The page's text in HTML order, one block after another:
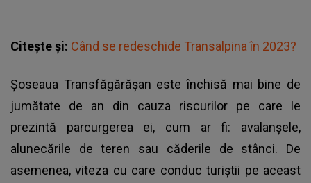
Citește și: Când se redeschide Transalpina în 2023?
Șoseaua Transfăgărășan este închisă mai bine de
jumătate de an din cauza riscurilor pe care le
prezintă parcurgerea ei, cum ar fi: avalanșele,
alunecările de teren sau căderile de stânci. De
asemenea, viteza cu care conduc turiștii pe aceast